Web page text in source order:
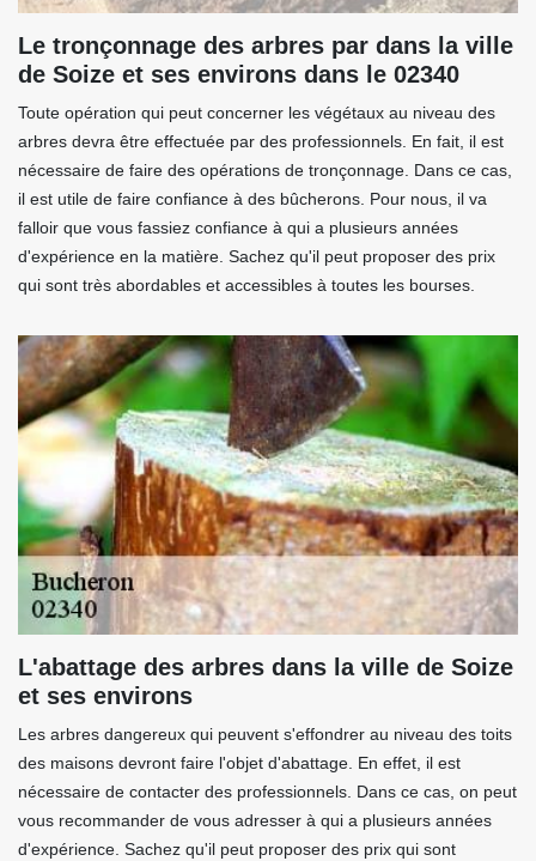
Le tronçonnage des arbres par dans la ville
de Soize et ses environs dans le 02340
Toute opération qui peut concerner les végétaux au niveau des
arbres devra être effectuée par des professionnels. En fait, il est
nécessaire de faire des opérations de tronçonnage. Dans ce cas,
il est utile de faire confiance à des bûcherons. Pour nous, il va
falloir que vous fassiez confiance à qui a plusieurs années
d'expérience en la matière. Sachez qu'il peut proposer des prix
qui sont très abordables et accessibles à toutes les bourses.
L'abattage des arbres dans la ville de Soize
et ses environs
Les arbres dangereux qui peuvent s'effondrer au niveau des toits
des maisons devront faire l'objet d'abattage. En effet, il est
nécessaire de contacter des professionnels. Dans ce cas, on peut
vous recommander de vous adresser à qui a plusieurs années
d'expérience. Sachez qu'il peut proposer des prix qui sont